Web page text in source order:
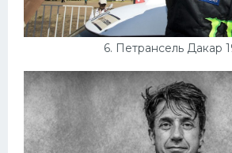
6. Петрансель Дакар